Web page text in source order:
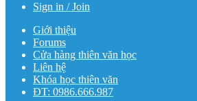
Sign in / Join
Giới thiệu
Forums
Cửa hàng thiên văn học
Liên hệ
Khóa học thiên văn
ĐT: 0986.666.987